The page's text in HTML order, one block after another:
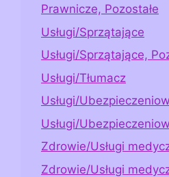
Prawnicze, Pozostałe
Usługi/Sprzątające
Usługi/Sprzątające,
Usługi/Tłumacz
Usługi/
Usługi/
Zdrowie/Usługi
Zdrowie/Usługi